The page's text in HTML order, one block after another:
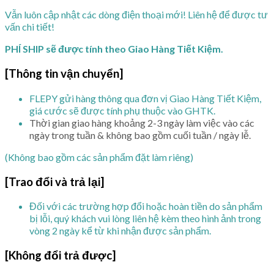
Vẫn luôn cập nhật các dòng điện thoại mới! Liên hệ để được tư
vấn chi tiết!
PHÍ SHIP sẽ được tính theo Giao Hàng Tiết Kiệm.
[Thông tin vận chuyển]
FLEPY gửi hàng thông qua đơn vị Giao Hàng Tiết Kiệm,
giá cước sẽ được tính phụ thuộc vào GHTK.
Thời gian giao hàng khoảng 2-3 ngày làm việc vào các
ngày trong tuần & không bao gồm cuối tuần / ngày lễ.
(Không bao gồm các sản phẩm đặt làm riêng)
[Trao đổi và trả lại]
Đối với các trường hợp đổi hoặc hoàn tiền do sản phẩm
bị lỗi, quý khách vui lòng liên hệ kèm theo hình ảnh trong
vòng 2 ngày kể từ khi nhận được sản phẩm.
[Không đổi trả được]